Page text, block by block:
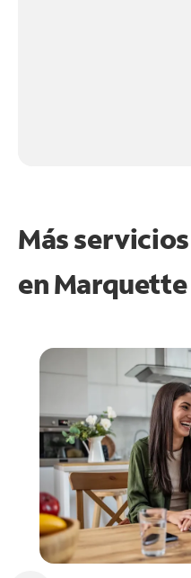
Más
enMarquette